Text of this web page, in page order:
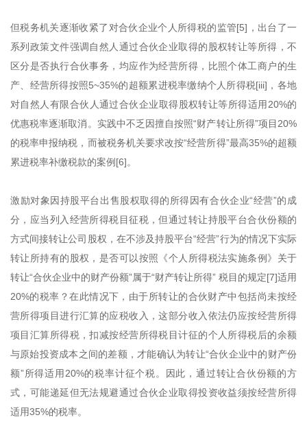
但税务机关逐渐收紧了对合伙企业个人所得税的监管[5]，出台了一
系列政策文件强调自然人通过合伙企业取得的股权转让等所得，不
区分是否执行合伙事务，均应作为经营所得，比照个体工商户的生
产、经营所得按照5~35%的超额累进税率缴纳个人所得税[iii]，各地
对自然人有限合伙人通过合伙企业取得股权转让等所得适用20%的
优惠税率逐渐取消。实践中不乏因擅自按照“财产转让所得”项目20%
的税率申报纳税，而被税务机关要求改按“经营所得”最高35%的超额
累进税率补缴税款的案例[6]。
激励对象因持股平台出售股权取得的所得因有合伙企业“经营”的成
分，应当列入经营所得税目征税，但通过转让持股平台合伙份额的
方式间接转让公司股权，在不涉及持股平台“经营”行为的情况下实际
转让所持有的股权，是否可以按照《个人所得税法实施条例》关于
转让“合伙企业中的财产份额”属于“财产转让所得” 税目的规定[7]适用
20%的税率？在此情况下，由于所转让的合伙财产中包括尚未按经
营所得项目进行汇算的应税收入，这部分收入依法仍应按经营所得
项目汇算所得税，扣减按经营所得税目计征的个人所得税后的余额
与原始投资成本之间的差额，才能确认为转让“合伙企业中的财产份
额”所得适用20%的税率计征个税。因此，通过转让合伙份额的方
式，可能递延但无法规避通过合伙企业取得投资收益须按经营所得
适用35%的税率。